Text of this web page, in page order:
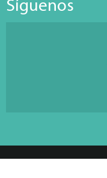
Síguenos